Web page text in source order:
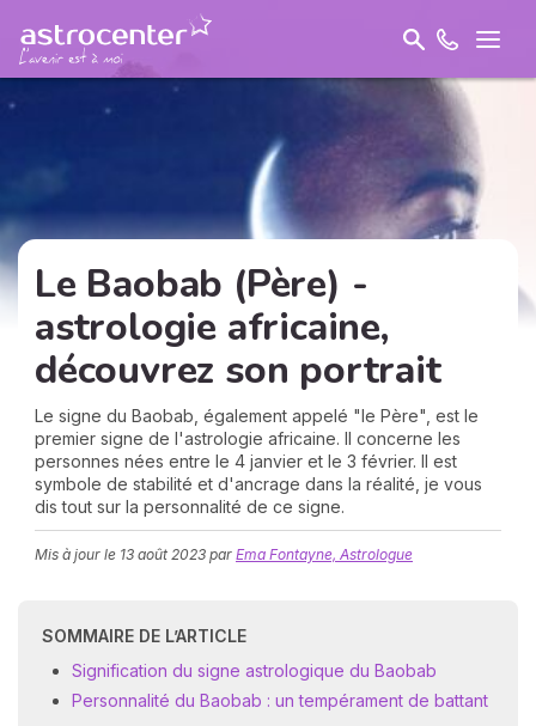
Le Baobab (Père) -
astrologie africaine,
découvrez son portrait
Le signe du Baobab, également appelé "le Père", est le
premier signe de l'astrologie africaine. Il concerne les
personnes nées entre le 4 janvier et le 3 février. Il est
symbole de stabilité et d'ancrage dans la réalité, je vous
dis tout sur la personnalité de ce signe.
Mis à jour le 13 août 2023 par Ema Fontayne, Astrologue
SOMMAIRE DE L’ARTICLE
Signification du signe astrologique du Baobab
Personnalité du Baobab : un tempérament de battant